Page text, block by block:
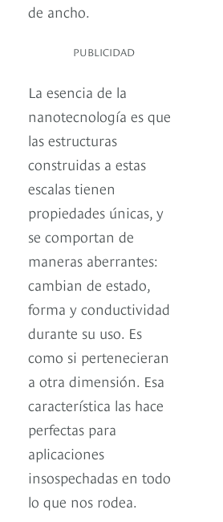
de ancho.
PUBLICIDAD
La esencia de la
nanotecnología es que
las estructuras
construidas a estas
escalas tienen
propiedades únicas, y
se comportan de
maneras aberrantes:
cambian de estado,
forma y conductividad
durante su uso. Es
como si pertenecieran
a otra dimensión. Esa
característica las hace
perfectas para
aplicaciones
insospechadas en todo
lo que nos rodea.